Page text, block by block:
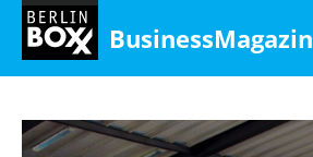
BusinessMagazin